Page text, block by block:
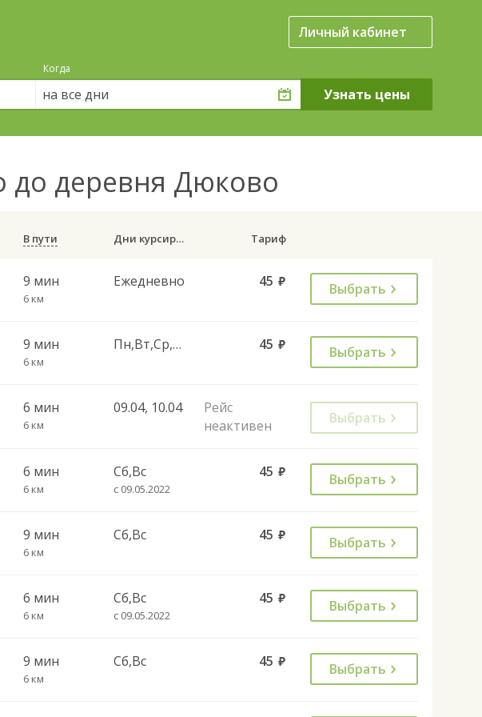
Личный кабинет
Когда
на все дни
до деревня Дюково
В пути Дни курсирования Тариф
9 мин
6 км
Ежедневно 45 руб. Выбрать
9 мин
6 км
Пн,Вт,Ср,Чт,Пт 45 руб. Выбрать
6 мин
6 км
09.04, 10.04
Рейс
неактивен
Выбрать
6 мин
6 км
Сб,Вс
с 09.05.2022
45 руб. Выбрать
9 мин
6 км
Сб,Вс 45 руб. Выбрать
6 мин
6 км
Сб,Вс
с 09.05.2022
45 руб. Выбрать
9 мин
6 км
Сб,Вс 45 руб. Выбрать